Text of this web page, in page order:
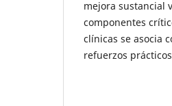
mejora sustancial
componentes
clínicas se asocia
refuerzos